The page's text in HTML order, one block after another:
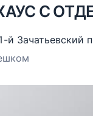
С
й Зачатьевский